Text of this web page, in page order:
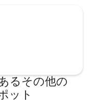
ア
感
リ
ート
完
るそ⁠の⁠他⁠の
ッ⁠ト